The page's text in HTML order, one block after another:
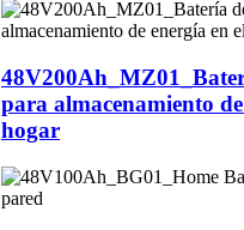
para almacenamiento
hogar